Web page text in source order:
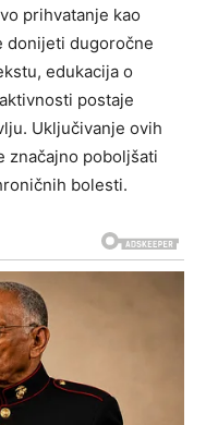
prihvatanje kao
donijeti dugoročne
edukacija o
postaje
Uključivanje ovih
značajno poboljšati
bolesti.